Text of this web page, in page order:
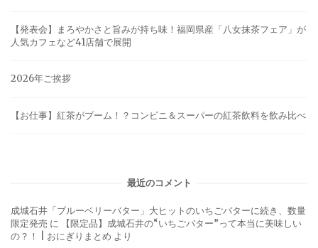
【発表会】まろやかさと旨みが持ち味！福岡県産「八女抹茶フェア」が
人気カフェなど41店舗で展開
2026年ご挨拶
【お仕事】紅茶がブーム！？コンビニ＆スーパーの紅茶飲料を飲み比べ
最近のコメント
成城石井「ブルーベリーバター」大ヒットのいちごバターに続き、数量
限定発売 に
【限定品】成城石井の“いちごバター”って本当に美味しい
の？！ | おにぎりまとめ より